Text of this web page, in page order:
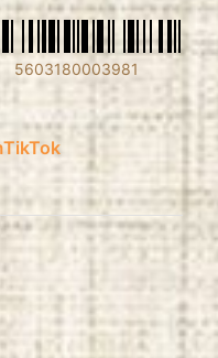
5603180003981
TikTok